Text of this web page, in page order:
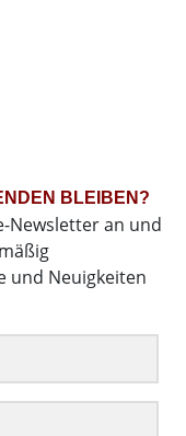
BLEIBEN?
Newsletter an und
und Neuigkeiten